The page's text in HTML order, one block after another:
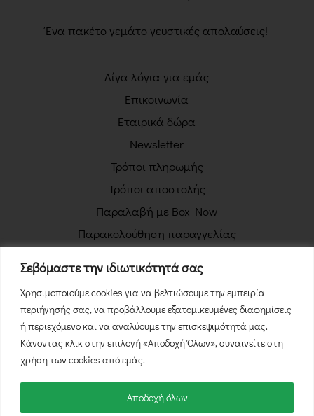
Σεβόμαστε την ιδιωτικότητά σας
Χρησιμοποιούμε cookies για να βελτιώσουμε την εμπειρία
περιήγησής σας, να προβάλλουμε εξατομικευμένες διαφημίσεις
ή περιεχόμενο και να αναλύουμε την επισκεψιμότητά μας.
Κάνοντας κλικ στην επιλογή «Αποδοχή Όλων», συναινείτε στη
χρήση των cookies από εμάς.
Αποδοχή όλων
Ένα πακέτο γεμάτο γευστικές απολαύσεις!
Λίγα λόγια για εμάς
Επικοινωνία
Εταιρικά δώρα
Newsletter
Τρόποι πληρωμής
Τρόποι αποστολής
Παραλαβή με Box Now
Παρακολούθηση παραγγελίας
Όροι χρήσης
Πολιτική επιστροφών
Φόρμα Υπαναχώρησης